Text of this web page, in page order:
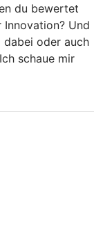
du bewertet
Innovation? Und
dabei oder auch
schaue mir